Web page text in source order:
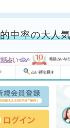
中率の大人